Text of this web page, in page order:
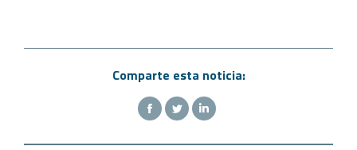
Comparte esta noticia: